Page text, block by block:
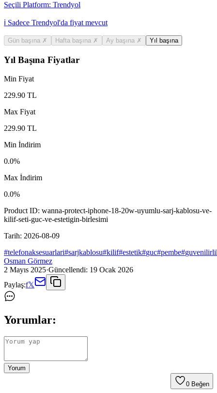
Seçili Platform: Trendyol
ℹ️ Sadece Trendyol'da fiyat mevcut
Gün başına ✗ Hafta başına ✗ Ay başına ✗ Yıl başına
Yıl Başına Fiyatlar
Min Fiyat
229.90 TL
Max Fiyat
229.90 TL
Min İndirim
0.0%
Max İndirim
0.0%
Product ID: wanna-protect-iphone-18-20w-uyumlu-sarj-kablosu-ve-
kilif-seti-guc-ve-estetigin-birlesimi
Tarih: 2026-08-09
#telefonaksesuarlari#sarjkablosu#kilif#estetik#guc#pembe#
Osman Görmez
2 Mayıs 2025·Güncellendi: 19 Ocak 2026
Paylaş:f𝕏
Yorumlar:
Yorum
0 Beğen